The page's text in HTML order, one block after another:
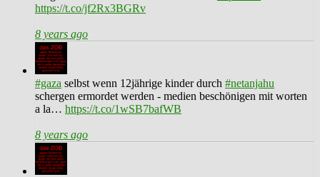
https://t.co/jf2Rx3BGRv
8 years ago
#gaza selbst wenn 12jährige kinder durch #netanjahu
schergen ermordet werden - medien beschönigen mit worten
a la… https://t.co/1wSB7bafWB
8 years ago